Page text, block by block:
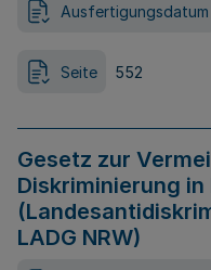
Ausfertigungsdatum
Seite 552
Gesetz zur
Diskriminierung
LADG NRW)